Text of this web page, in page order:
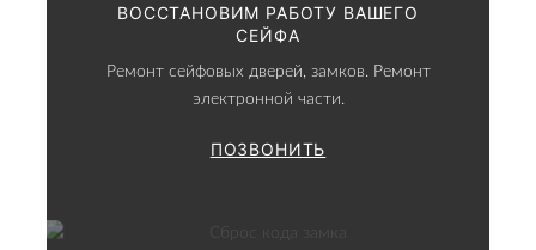
ВОССТАНОВИМ РАБОТУ ВАШЕГО
СЕЙФА
Ремонт сейфовых дверей, замков. Ремонт
электронной части.
ПОЗВОНИТЬ